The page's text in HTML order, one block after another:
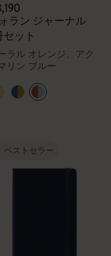
ラン ジャーナル
セット
ラル オレンジ、アク
リン ブルー
ベストセラー